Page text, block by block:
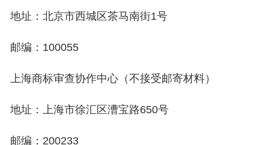
地址：北京市西城区茶马南街1号
邮编：100055
上海商标审查协作中心（不接受邮寄材料）
地址：上海市徐汇区漕宝路650号
邮编：200233